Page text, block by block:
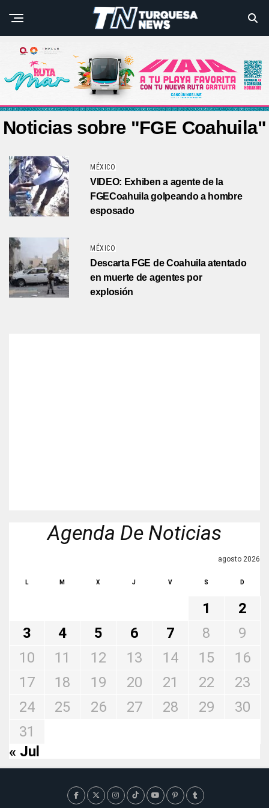
Noticias sobre "FGE Coahuila"
MÉXICO
VIDEO: Exhiben a agente de la
FGECoahuila golpeando a hombre
esposado
MÉXICO
Descarta FGE de Coahuila atentado
en muerte de agentes por
explosión
Agenda De Noticias
agosto 2026
L M X J V S D
1
2
3
4 5 6 7 8
9
10
11 12 13 14 15
16
17
18 19 20 21 22
23
24
25 26 27 28 29
30
31
« Jul